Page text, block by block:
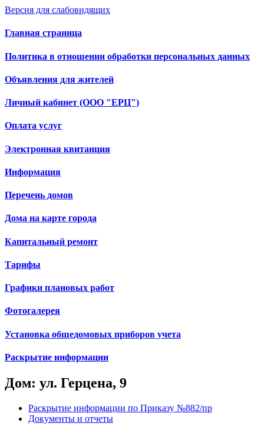
Версия для слабовидящих
Главная страница
Политика в отношении обработки персональных данных
Объявления для жителей
Личный кабинет (ООО "ЕРЦ")
Оплата услуг
Электронная квитанция
Информация
Перечень домов
Дома на карте города
Капитальный ремонт
Тарифы
Графики плановых работ
Фотогалерея
Установка общедомовых приборов учета
Раскрытие информации
Дом: ул. Герцена, 9
Раскрытие информации по Приказу №882/пр
Документы и отчеты